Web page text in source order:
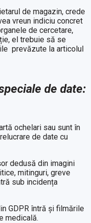
de magazin, crede
vreun indiciu concret
de cercetare,
el trebuie să se
prevăzute la articolul
de date:
ochelari sau sunt în
de date cu
dedusă din imagini
mitinguri, greve
sub incidența
GDPR întră și filmările
medicală.